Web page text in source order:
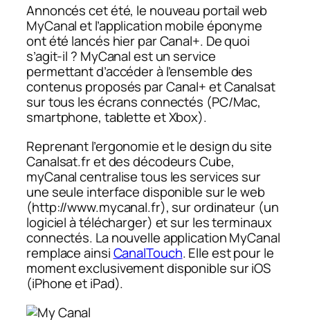
Annoncés cet été, le nouveau portail web
MyCanal et l’application mobile éponyme
ont été lancés hier par Canal+. De quoi
s’agit-il ? MyCanal est un service
permettant d’accéder à l’ensemble des
contenus proposés par Canal+ et Canalsat
sur tous les écrans connectés (PC/Mac,
smartphone, tablette et Xbox).
Reprenant l’ergonomie et le design du site
Canalsat.fr et des décodeurs Cube,
myCanal centralise tous les services sur
une seule interface disponible sur le web
(http://www.mycanal.fr), sur ordinateur (un
logiciel à télécharger) et sur les terminaux
connectés. La nouvelle application MyCanal
remplace ainsiCanalTouch. Elle est pour le
moment exclusivement disponible sur iOS
(iPhone et iPad).